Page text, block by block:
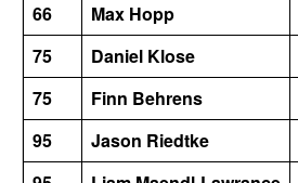
66
Max Hopp
75
Daniel Klose
75
Finn Behrens
95
Jason Riedtke